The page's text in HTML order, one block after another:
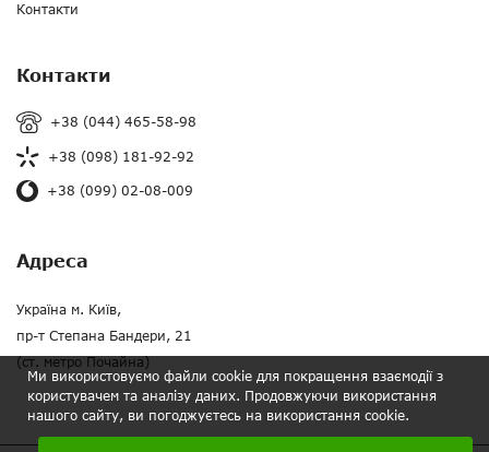
Контакти
Контакти
+38 (044) 465-58-98
+38 (098) 181-92-92
+38 (099) 02-08-009
Адреса
Україна м. Київ,
пр-т Степана Бандери, 21
(ст. метро Почайна)
Ми використовуємо файли cookie для покращення взаємодії з
користувачем та аналізу даних. Продовжуючи використання
нашого сайту, ви погоджуєтесь на використання cookie.